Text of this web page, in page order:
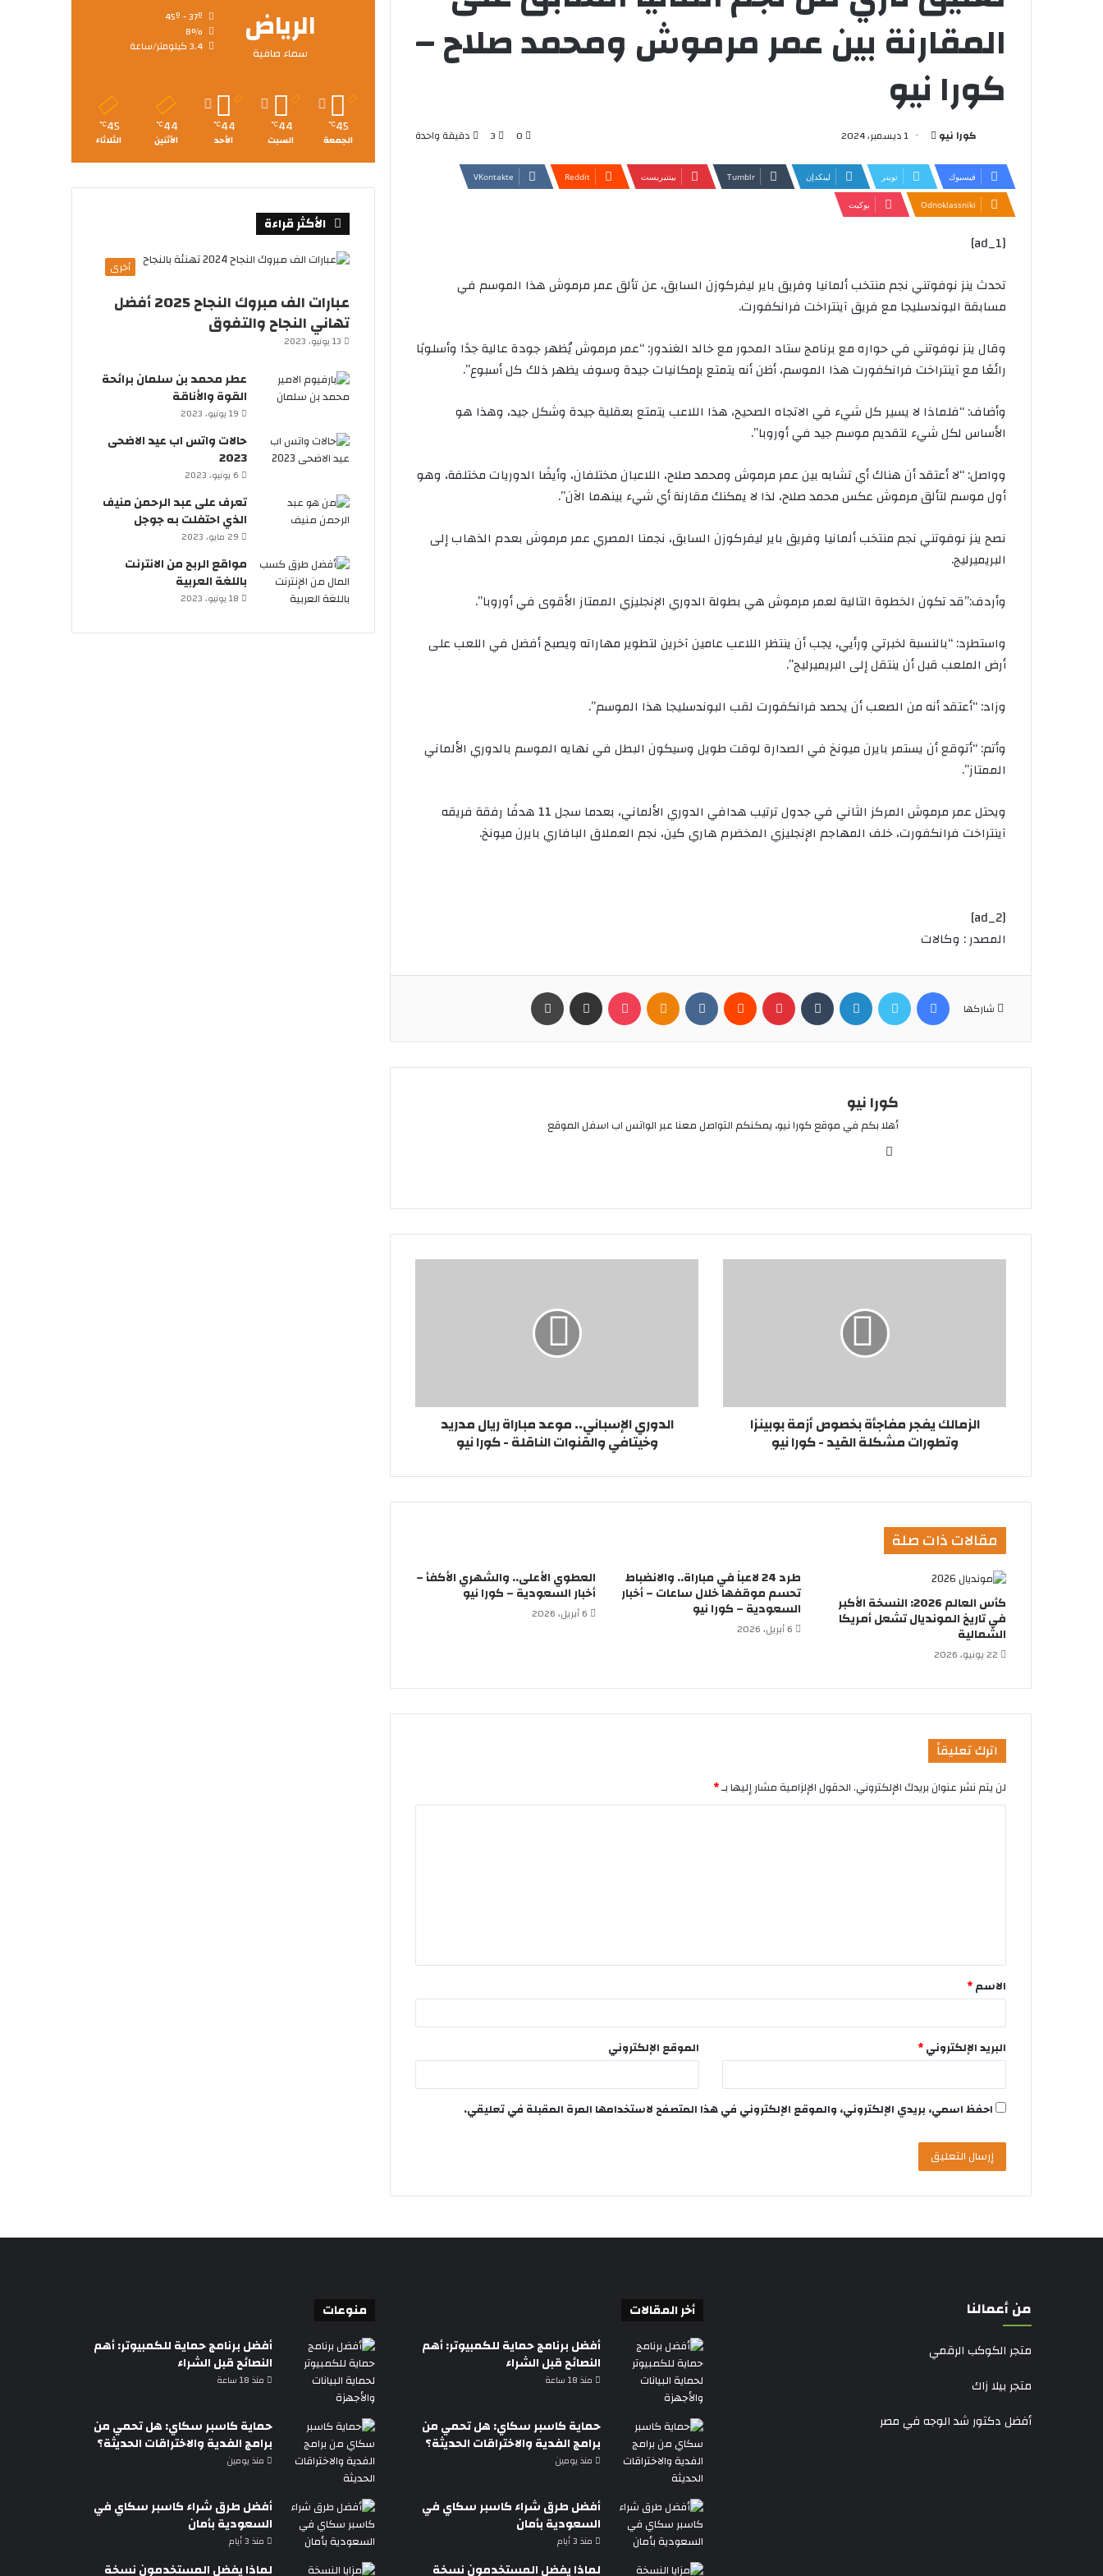
المقارنة بين عمر مرموش ومحمد صلاح –
كورا نيو
كورا نيو
أرسل
إلكترونيا
1 ديسمبر، 2024 0
3 دقيقة واحدة
فيسبوك تويتر لينكدإن بينتيريست
Odnoklassniki بوكيت
[ad_1]
تحدث ينز نوفوتني نجم منتخب ألمانيا وفريق باير ليفركوزن السابق، عن تألق عمر مرموش هذا الموسم في
مسابقة البوندسليجا مع فريق آينتراخت فرانكفورت.
وقال ينز نوفوتني في حواره مع برنامج ستاد المحور مع خالد الغندور: “عمر مرموش يُظهر جودة عالية جدًا وأسلوبًا
رائعًا مع آينتراخت فرانكفورت هذا الموسم، أظن أنه يتمتع بإمكانيات جيدة وسوف يظهر ذلك كل أسبوع”.
وأضاف: “فلماذا لا يسير كل شيء في الاتجاه الصحيح، هذا اللاعب يتمتع بعقلية جيدة وشكل جيد، وهذا هو
الأساس لكل شيء لتقديم موسم جيد في أوروبا”.
وواصل: “لا أعتقد أن هناك أي تشابه بين عمر مرموش ومحمد صلاح، اللاعبان مختلفان، وأيضًا الدوريات مختلفة، وهو
أول موسم لتألق مرموش عكس محمد صلاح، لذا لا يمكنك مقارنة أي شيء بينهما الآن”.
نصح ينز نوفوتني نجم منتخب ألمانيا وفريق باير ليفركوزن السابق، نجمنا المصري عمر مرموش بعدم الذهاب إلى
البريميرليج.
وأردف:”قد تكون الخطوة التالية لعمر مرموش هي بطولة الدوري الإنجليزي الممتاز الأقوى في أوروبا”.
واستطرد: “بالنسبة لخبرتي ورأيي، يجب أن ينتظر اللاعب عامين آخرين لتطوير مهاراته ويصبح أفضل في اللعب على
أرض الملعب قبل أن ينتقل إلى البريميرليج”.
وزاد: “أعتقد أنه من الصعب أن يحصد فرانكفورت لقب البوندسليجا هذا الموسم”.
وأتم: “أتوقع أن يستمر بايرن ميونخ في الصدارة لوقت طويل وسيكون البطل في نهايه الموسم بالدوري الألماني
الممتاز”.
ويحتل عمر مرموش المركز الثاني في جدول ترتيب هدافي الدوري الألماني، بعدما سجل 11 هدفًا رفقة فريقه
آينتراخت فرانكفورت، خلف المهاجم الإنجليزي المخضرم هاري كين، نجم العملاق البافاري بايرن ميونخ.
[ad_2]
المصدر : وكالات
شاركها
فيسبوك تويتر لينكدإن بينتيريست Odnoklassniki
بوكيت مشاركة عبر البريد
كورا نيو
أهلا بكم في موقع كورا نيو، يمكنكم التواصل معنا عبر الواتس اب اسفل الموقع
الزمالك يفجر مفاجأة بخصوص أزمة بوبينزا
وتطورات مشكلة القيد - كورا نيو
الدوري الإسباني.. موعد مباراة ريال مدريد
وخيتافي والقنوات الناقلة - كورا نيو
مقالات ذات صلة
كأس العالم 2026: النسخة الأكبر
في تاريخ المونديال تشعل أمريكا
الشمالية
22 يونيو، 2026
طرد 24 لاعباً في مباراة.. والانضباط
تحسم موقفها خلال ساعات – أخبار
السعودية – كورا نيو
6 أبريل، 2026
العطوي الأعلى.. والشهري الأكفأ –
أخبار السعودية – كورا نيو
6 أبريل، 2026
اترك تعليقاً
لن يتم نشر عنوان بريدك الإلكتروني.الحقول الإلزامية مشار إليها بـ*
الاسم*
البريد الإلكتروني* الموقع الإلكتروني
احفظ اسمي، بريدي الإلكتروني، والموقع الإلكتروني في هذا المتصفح لاستخدامها المرة المقبلة في تعليقي.
الرياض
سماء صافية
8%
3.4 كيلومتر/ساعة
45
℃
الجمعة
44
℃
السبت
44
℃
الأحد
44
℃
الأثنين
45
℃
الثلاثاء
الأكثر قراءة
أخرى
عبارات الف مبروك النجاح 2025 أفضل
تهاني النجاح والتفوق
13 يونيو، 2023
عطر محمد بن سلمان برائحة
القوة والأناقة
19 يونيو، 2023
حالات واتس اب عيد الاضحى
2023
6 يونيو، 2023
تعرف على عبد الرحمن منيف
الذي احتفلت به جوجل
29 مايو، 2023
مواقع الربح من الانترنت
باللغة العربية
18 يونيو، 2023
من أعمالنا
متجر الكوكب الرقمي
متجر بيلا زاك
أفضل دكتور شد الوجه في مصر
أخر المقالات
أفضل برنامج حماية للكمبيوتر: أهم
النصائح قبل الشراء
منذ 18 ساعة
حماية كاسبر سكاي: هل تحمي من
برامج الفدية والاختراقات الحديثة؟
منذ يومين
أفضل طرق شراء كاسبر سكاي في
السعودية بأمان
منذ 3 أيام
لماذا يفضل المستخدمون نسخة
منوعات
أفضل برنامج حماية للكمبيوتر: أهم
النصائح قبل الشراء
منذ 18 ساعة
حماية كاسبر سكاي: هل تحمي من
برامج الفدية والاختراقات الحديثة؟
منذ يومين
أفضل طرق شراء كاسبر سكاي في
السعودية بأمان
منذ 3 أيام
لماذا يفضل المستخدمون نسخة